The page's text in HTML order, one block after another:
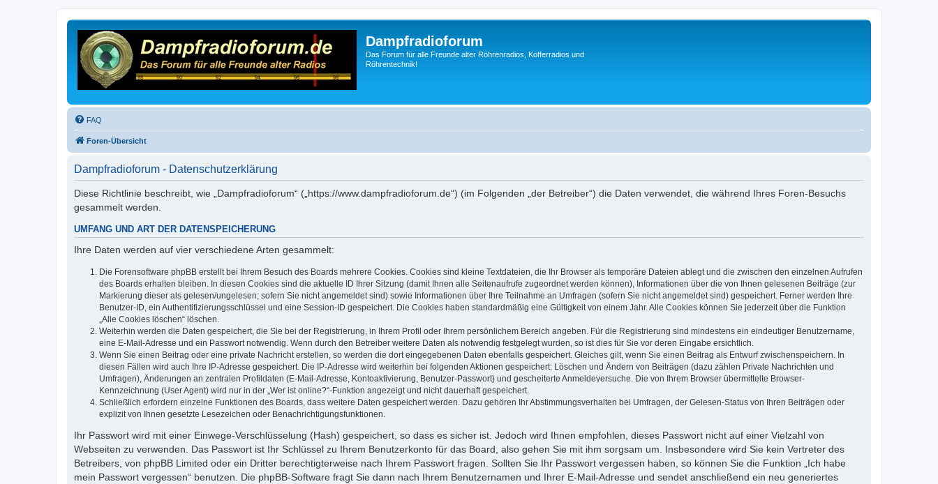
Dampfradioforum
Das Forum für alle Freunde alter Röhrenradios, Kofferradios und
Röhrentechnik!
FAQ
Foren-Übersicht
Dampfradioforum - Datenschutzerklärung
Diese Richtlinie beschreibt, wie „Dampfradioforum“ („https://www.dampfradioforum.de“) (im Folgenden „der Betreiber“) die Daten verwendet, die während Ihres Foren-Besuchs
gesammelt werden.
UMFANG UND ART DER DATENSPEICHERUNG
Ihre Daten werden auf vier verschiedene Arten gesammelt:
Die Forensoftware phpBB erstellt bei Ihrem Besuch des Boards mehrere Cookies. Cookies sind kleine Textdateien, die Ihr Browser als temporäre Dateien ablegt und die zwischen den einzelnen Aufrufen
des Boards erhalten bleiben. In diesen Cookies sind die aktuelle ID Ihrer Sitzung (damit Ihnen alle Seitenaufrufe zugeordnet werden können), Informationen über die von Ihnen gelesenen Beiträge (zur
Markierung dieser als gelesen/ungelesen; sofern Sie nicht angemeldet sind) sowie Informationen über Ihre Teilnahme an Umfragen (sofern Sie nicht angemeldet sind) gespeichert. Ferner werden Ihre
Benutzer-ID, ein Authentifizierungsschlüssel und eine Session-ID gespeichert. Die Cookies haben standardmäßig eine Gültigkeit von einem Jahr. Alle Cookies können Sie jederzeit über die Funktion
„Alle Cookies löschen“ löschen.
Weiterhin werden die Daten gespeichert, die Sie bei der Registrierung, in Ihrem Profil oder Ihrem persönlichem Bereich angeben. Für die Registrierung sind mindestens ein eindeutiger Benutzername,
eine E-Mail-Adresse und ein Passwort notwendig. Wenn durch den Betreiber weitere Daten als notwendig festgelegt wurden, so ist dies für Sie vor deren Eingabe ersichtlich.
Wenn Sie einen Beitrag oder eine private Nachricht erstellen, so werden die dort eingegebenen Daten ebenfalls gespeichert. Gleiches gilt, wenn Sie einen Beitrag als Entwurf zwischenspeichern. In
diesen Fällen wird auch Ihre IP-Adresse gespeichert. Die IP-Adresse wird weiterhin bei folgenden Aktionen gespeichert: Löschen und Ändern von Beiträgen (dazu zählen Private Nachrichten und
Umfragen), Änderungen an zentralen Profildaten (E-Mail-Adresse, Kontoaktivierung, Benutzer-Passwort) und gescheiterte Anmeldeversuche. Die von Ihrem Browser übermittelte Browser-
Kennzeichnung (User Agent) wird nur in der „Wer ist online?“-Funktion angezeigt und nicht dauerhaft gespeichert.
Schließlich erfordern einzelne Funktionen des Boards, dass weitere Daten gespeichert werden. Dazu gehören Ihr Abstimmungsverhalten bei Umfragen, der Gelesen-Status von Ihren Beiträgen oder
explizit von Ihnen gesetzte Lesezeichen oder Benachrichtigungsfunktionen.
Ihr Passwort wird mit einer Einwege-Verschlüsselung (Hash) gespeichert, so dass es sicher ist. Jedoch wird Ihnen empfohlen, dieses Passwort nicht auf einer Vielzahl von
Webseiten zu verwenden. Das Passwort ist Ihr Schlüssel zu Ihrem Benutzerkonto für das Board, also gehen Sie mit ihm sorgsam um. Insbesondere wird Sie kein Vertreter des
Betreibers, von phpBB Limited oder ein Dritter berechtigterweise nach Ihrem Passwort fragen. Sollten Sie Ihr Passwort vergessen haben, so können Sie die Funktion „Ich habe
mein Passwort vergessen“ benutzen. Die phpBB-Software fragt Sie dann nach Ihrem Benutzernamen und Ihrer E-Mail-Adresse und sendet anschließend ein neu generiertes